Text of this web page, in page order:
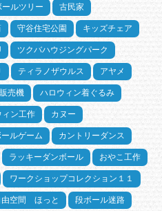
ールツリー 古民家
守谷住宅公園 キッズチェア
ツクバハウジングパーク
ティラノザウルス アヤメ
売機 ハロウィン着ぐるみ
ィン工作 カヌー
ールゲーム カントリーダンス
ラッキーダンボール おやこ工作
ワークショップコレクション１１
由空間 ほっと 段ボール迷路